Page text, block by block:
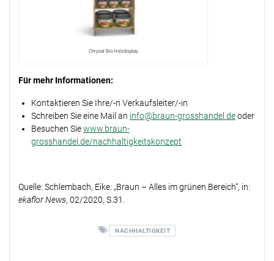
Chrysal Bio Holzdisplay
Für mehr Informationen:
Kontaktieren Sie Ihre/-n Verkaufsleiter/-in
Schreiben Sie eine Mail an info@braun-grosshandel.deoder
Besuchen Siewww.braun-
grosshandel.de/nachhaltigkeitskonzept
Quelle: Schlembach, Eike: „Braun – Alles im grünen Bereich“, in:
ekaflor News, 02/2020, S.31.
NACHHALTIGKEIT